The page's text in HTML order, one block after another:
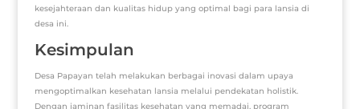
kesejahteraan dan kualitas hidup yang optimal bagi para lansia di
desa ini.
Kesimpulan
Desa Papayan telah melakukan berbagai inovasi dalam upaya
mengoptimalkan kesehatan lansia melalui pendekatan holistik.
Dengan jaminan fasilitas kesehatan yang memadai, program